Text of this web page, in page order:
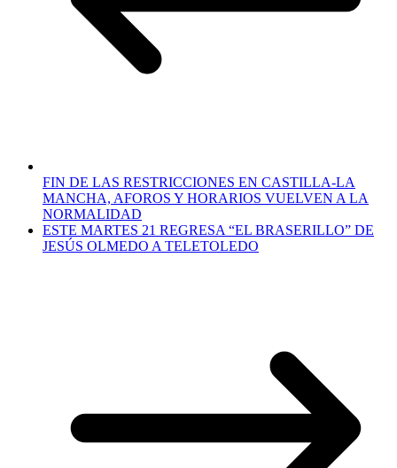
FIN DE LAS RESTRICCIONES EN CASTILLA-LA
MANCHA, AFOROS Y HORARIOS VUELVEN A LA
NORMALIDAD
ESTE MARTES 21 REGRESA “EL BRASERILLO” DE
JESÚS OLMEDO A TELETOLEDO